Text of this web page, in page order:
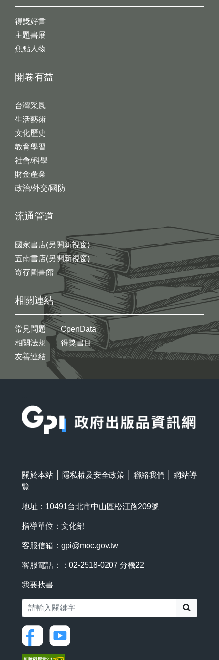
開卷有益
台灣采風
生活藝術
文化歷史
教育學習
社會/科學
財金產業
政治/外交/國防
得獎好書
主題書展
焦點人物
流通管道
國家書店(另開新視窗)
五南書店(另開新視窗)
寄存圖書館
相關連結
常見問題
相關法規
友善連結
OpenData
得獎書目
關於本站 隱私權及安全政策 聯絡我們
網站導
覽
地址：10491台北市中山區松江路209號
指導單位：文化部
客服信箱： gpi@moc.gov.tw
客服電話：：02-2518-0207 分機22
我要找書